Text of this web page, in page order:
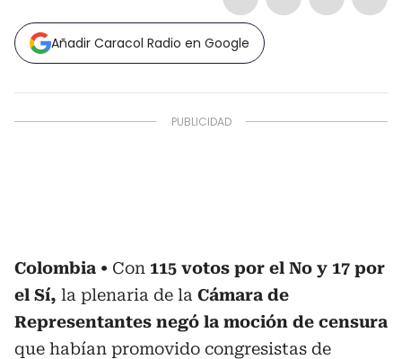
Añadir Caracol Radio en Google
Colombia Con 115 votos por el No y 17 por
el Sí, la plenaria de la Cámara de
Representantes negó la moción de censura
que habían promovido congresistas de